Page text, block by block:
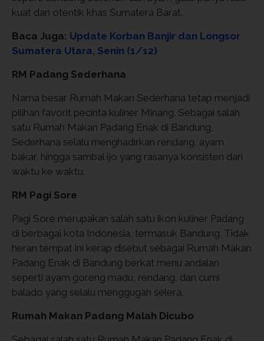
kuat dan otentik khas Sumatera Barat.
Baca Juga: Update Korban Banjir dan Longsor
Sumatera Utara, Senin (1/12)
RM Padang Sederhana
Nama besar Rumah Makan Sederhana tetap menjadi
pilihan favorit pecinta kuliner Minang. Sebagai salah
satu Rumah Makan Padang Enak di Bandung,
Sederhana selalu menghadirkan rendang, ayam
bakar, hingga sambal ijo yang rasanya konsisten dari
waktu ke waktu.
RM Pagi Sore
Pagi Sore merupakan salah satu ikon kuliner Padang
di berbagai kota Indonesia, termasuk Bandung. Tidak
heran tempat ini kerap disebut sebagai Rumah Makan
Padang Enak di Bandung berkat menu andalan
seperti ayam goreng madu, rendang, dan cumi
balado yang selalu menggugah selera.
Rumah Makan Padang Malah Dicubo